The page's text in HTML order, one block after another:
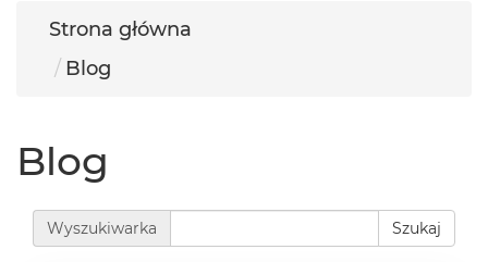
Strona główna
Blog
Blog
Wyszukiwarka Szukaj